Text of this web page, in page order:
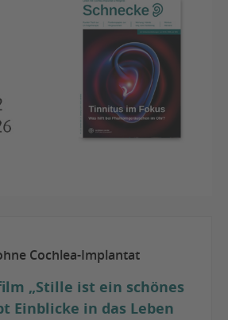
Cochlea-Implantat
„Stille ist ein schönes
Einblicke in das Leben